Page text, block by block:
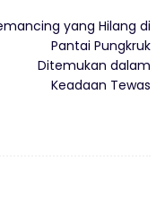
yang Hilang di
Pantai Pungkruk
Ditemukan dalam
Keadaan Tewas